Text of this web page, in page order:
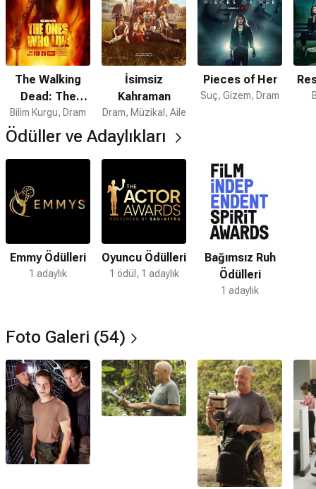
The Walking
Dead: The
Ones Who Live
Bilim Kurgu, Dram
İsimsiz
Kahraman
Dram, Müzikal, Aile
Pieces of Her
Suç, Gizem, Dram
Ödüller ve Adaylıkları
Emmy Ödülleri
1 adaylık
Oyuncu Ödülleri
1 ödül, 1 adaylık
Bağımsız Ruh
Ödülleri
1 adaylık
Foto Galeri (54)